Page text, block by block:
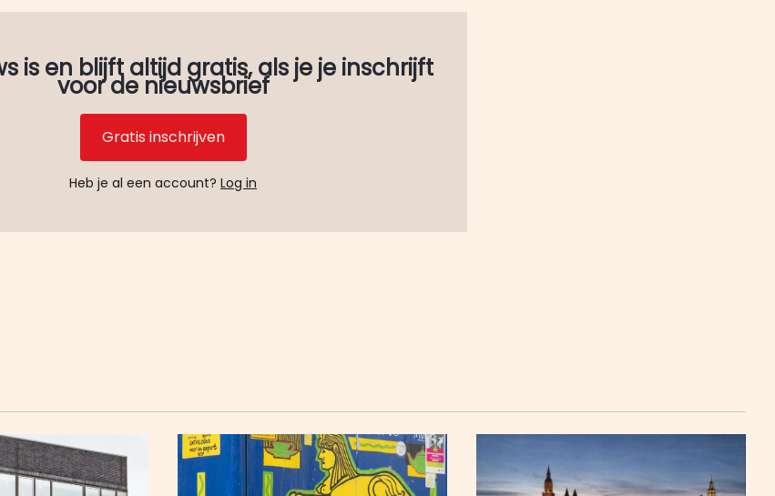
is en blijft altijd gratis, als je je inschrijft
voor de nieuwsbrief
Gratis inschrijven
Heb je al een account? Log in